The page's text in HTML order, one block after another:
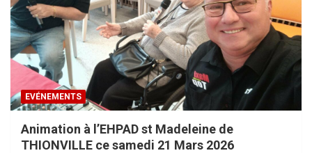
EVÉNEMENTS
Animation à l’EHPAD st Madeleine de
THIONVILLE ce samedi 21 Mars 2026